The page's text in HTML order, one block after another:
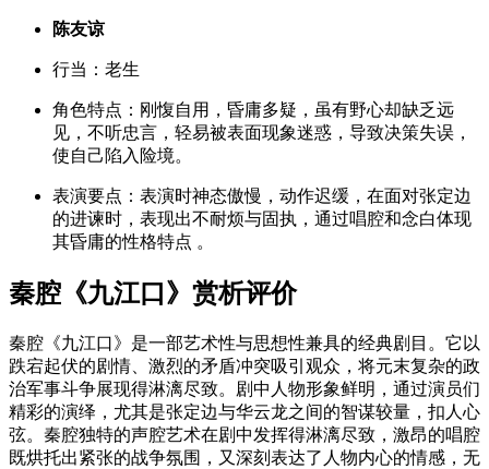
陈友谅
行当 ：老生
角色特点 ：刚愎自用，昏庸多疑，虽有野心却缺乏远
见，不听忠言，轻易被表面现象迷惑，导致决策失误，
使自己陷入险境。
表演要点 ：表演时神态傲慢，动作迟缓，在面对张定边
的进谏时，表现出不耐烦与固执，通过唱腔和念白体现
其昏庸的性格特点 。
秦腔《九江口》赏析评价
秦腔《九江口》是一部艺术性与思想性兼具的经典剧目。它以
跌宕起伏的剧情、激烈的矛盾冲突吸引观众，将元末复杂的政
治军事斗争展现得淋漓尽致。剧中人物形象鲜明，通过演员们
精彩的演绎，尤其是张定边与华云龙之间的智谋较量，扣人心
弦。秦腔独特的声腔艺术在剧中发挥得淋漓尽致，激昂的唱腔
既烘托出紧张的战争氛围，又深刻表达了人物内心的情感，无